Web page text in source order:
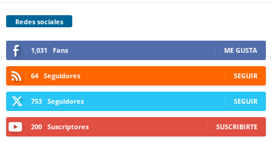
Redes sociales
1,031 Fans ME GUSTA
64 Seguidores SEGUIR
753 Seguidores SEGUIR
200 Suscriptores SUSCRIBIRTE